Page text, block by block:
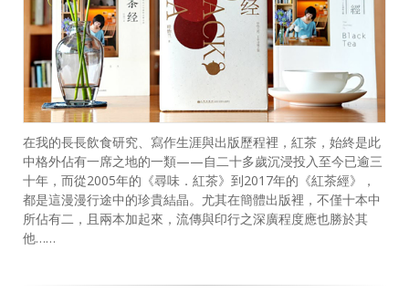
在我的長長飲食研究、寫作生涯與出版歷程裡，紅茶，始終是此
中格外佔有一席之地的一類——自二十多歲沉浸投入至今已逾三
十年，而從2005年的《尋味．紅茶》到2017年的《紅茶經》，
都是這漫漫行途中的珍貴結晶。尤其在簡體出版裡，不僅十本中
所佔有二，且兩本加起來，流傳與印行之深廣程度應也勝於其
他……